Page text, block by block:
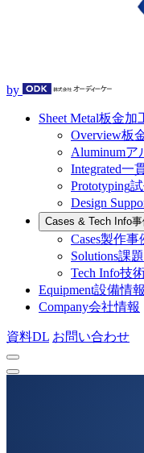
by
Sheet Metal板金加
Overview板
Aluminumア
Integrated一
Prototyping
Design
Cases & Tech Info
Cases製作事
Solutions課
Tech Info技
Equipment設備情報
Company会社情報
資料DL お問い合わせ